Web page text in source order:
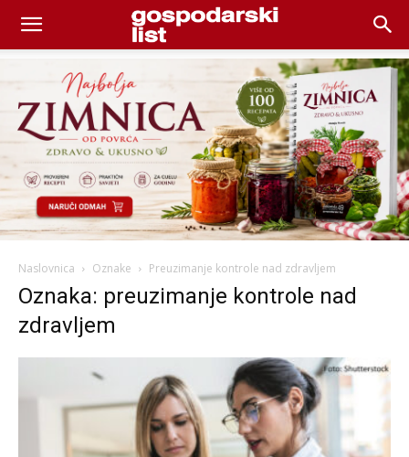
Naslovnica Oznake Preuzimanje kontrole nad zdravljem
Oznaka: preuzimanje kontrole nad
zdravljem